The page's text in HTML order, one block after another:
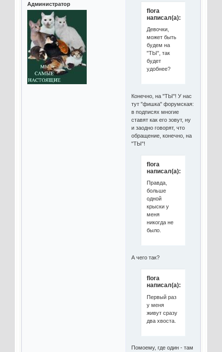
Администратор
flora
написал(а):
Девочки,
может быть
будем на
"ТЫ", так
будет
удобнее?
Конечно, на "ТЫ"! У нас
тут "фишка" форумская:
в подписях многие
ставят как его зовут, ну
и заодно говорят, что
обращение, конечно, на
"ТЫ"!
flora
написал(а):
Правда,
больше
одной
крыски у
меня
никогда не
было.
А чего так?
flora
написал(а):
Первый раз
у меня
живут сразу
два хвоста.
Помоему, где один - там